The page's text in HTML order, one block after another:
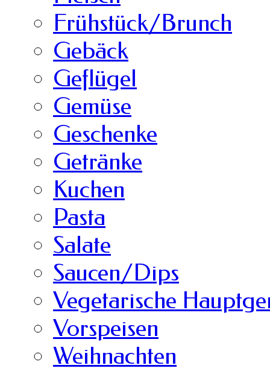
Frühstück/Brunch
Gebäck
Geflügel
Gemüse
Geschenke
Getränke
Kuchen
Pasta
Salate
Saucen/Dips
Vegetarische
Vorspeisen
Weihnachten